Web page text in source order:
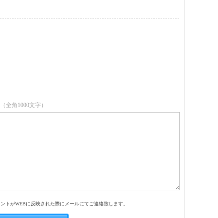
全角1000文字）
トがWEBに反映された際にメールにてご連絡致します。